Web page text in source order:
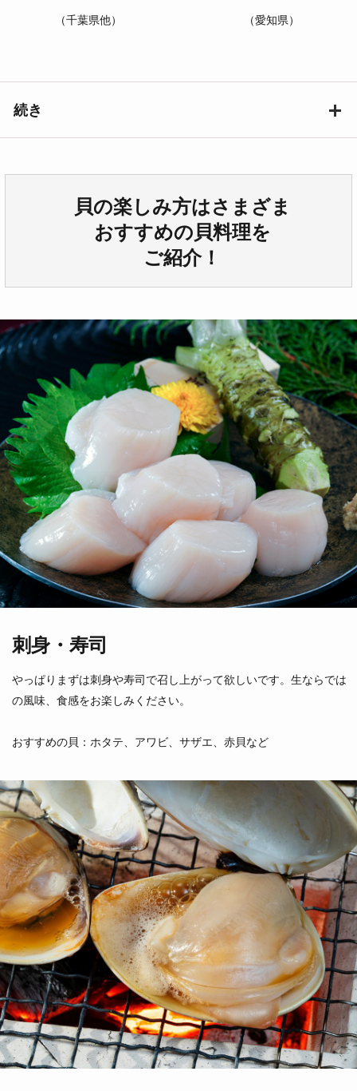
（千葉県他） （愛知県）
続き
（北海道・三陸）
（愛知県他）
本ミル貝
（愛知県他）
蝦夷鮑
えぞあわび
（三陸・北海道）
くろあわび
（三重県他）
あかあわび
赤貝
あかがい
（宮城県閖上）
青柳
あおやぎ
（北海道他）
貝の楽しみ方はさまざま
おすすめの貝料理を
ご紹介！
刺身・寿司
やっぱりまずは刺身や寿司で召し上がって欲しいです。生ならでは
の風味、食感をお楽しみください。
おすすめの貝：ホタテ、アワビ、サザエ、赤貝など